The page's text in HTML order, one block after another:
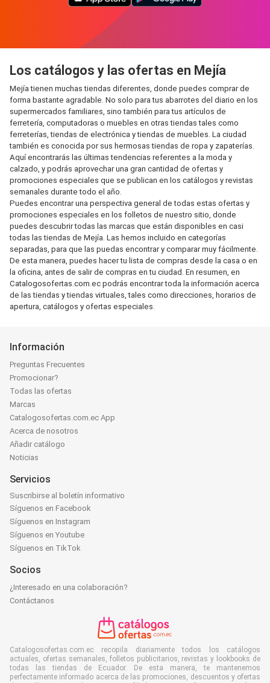
Los catálogos y las ofertas en Mejía
Mejía tienen muchas tiendas diferentes, donde puedes comprar de
forma bastante agradable. No solo para tus abarrotes del diario en los
supermercados familiares, sino también para tus artículos de
ferretería, computadoras o muebles en otras tiendas tales como
ferreterías, tiendas de electrónica y tiendas de muebles. La ciudad
también es conocida por sus hermosas tiendas de ropa y zapaterías.
Aquí encontrarás las últimas tendencias referentes a la moda y
calzado, y podrás aprovechar una gran cantidad de ofertas y
promociones especiales que se publican en los catálogos y revistas
semanales durante todo el año.
Puedes encontrar una perspectiva general de todas estas ofertas y
promociones especiales en los folletos de nuestro sitio, donde
puedes descubrir todas las marcas que están disponibles en casi
todas las tiendas de Mejía. Las hemos incluido en categorías
separadas, para que las puedas encontrar y comparar muy fácilmente.
De esta manera, puedes hacer tu lista de compras desde la casa o en
la oficina, antes de salir de compras en tu ciudad. En resumen, en
Catalogosofertas.com.ec podrás encontrar toda la información acerca
de las tiendas y tiendas virtuales, tales como direcciones, horarios de
apertura, catálogos y ofertas especiales.
Información
Preguntas Frecuentes
Promocionar?
Todas las ofertas
Marcas
Catalogosofertas.com.ec App
Acerca de nosotros
Añadir catálogo
Noticias
Servicios
Suscribirse al boletín informativo
Síguenos en Facebook
Síguenos en Instagram
Síguenos en Youtube
Síguenos en TikTok
Socios
¿Interesado en una colaboración?
Contáctanos
Catalogosofertas.com.ec recopila diariamente todos los catálogos
actuales, ofertas semanales, folletos publicitarios, revistas y lookbooks de
todas las tiendas de Ecuador. De esta manera, te mantenemos
perfectamente informado acerca de las promociones, descuentos y ofertas